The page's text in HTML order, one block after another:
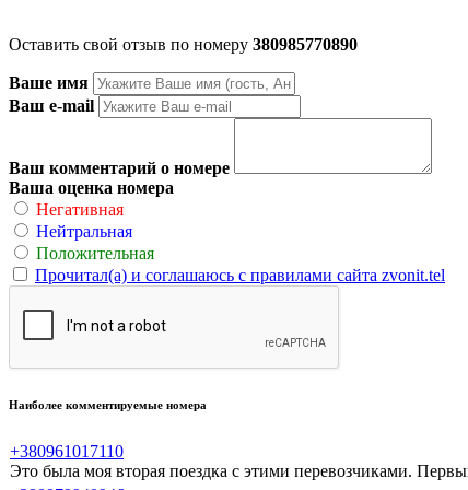
Оставить свой отзыв по номеру 380985770890
Ваше имя
Ваш e-mail
Ваш комментарий о номере
Ваша оценка номера
Негативная
Нейтральная
Положительная
Прочитал(а) и соглашаюсь с правилами сайта zvonit.tel
Наиболее комментируемые номера
+380961017110
Это была моя вторая поездка с этими перевозчиками.